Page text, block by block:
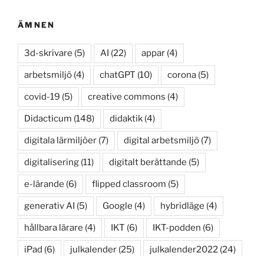
ÄMNEN
3d-skrivare (5) AI (22) appar (4)
arbetsmiljö (4) chatGPT (10) corona (5)
covid-19 (5) creative commons (4)
Didacticum (148) didaktik (4)
digitala lärmiljöer (7) digital arbetsmiljö (7)
digitalisering (11) digitalt berättande (5)
e-lärande (6) flipped classroom (5)
generativ AI (5) Google (4) hybridläge (4)
hållbara lärare (4) IKT (6) IKT-podden (6)
iPad (6) julkalender (25) julkalender2022 (24)